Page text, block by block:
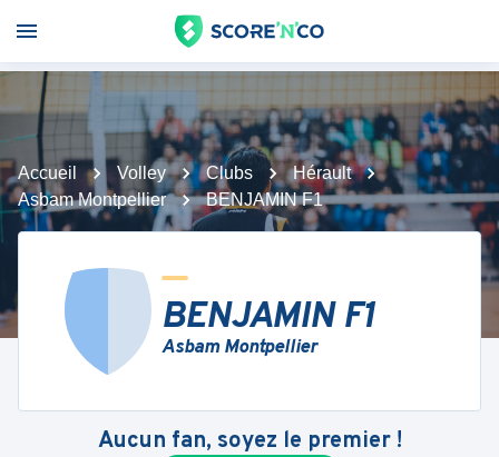
Accueil Volley Clubs
Hérault
Asbam Montpellier
BENJAMIN F1
BENJAMIN F1
Asbam Montpellier
Aucun fan, soyez le premier !